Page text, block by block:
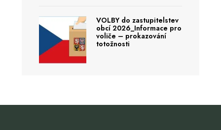
VOLBY do zastupitelstev
obcí 2026_Informace pro
voliče – prokazování
totožnosti